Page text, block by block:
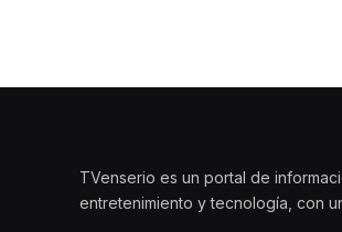
TVenserio es un portal de
entretenimiento y tecnología, con